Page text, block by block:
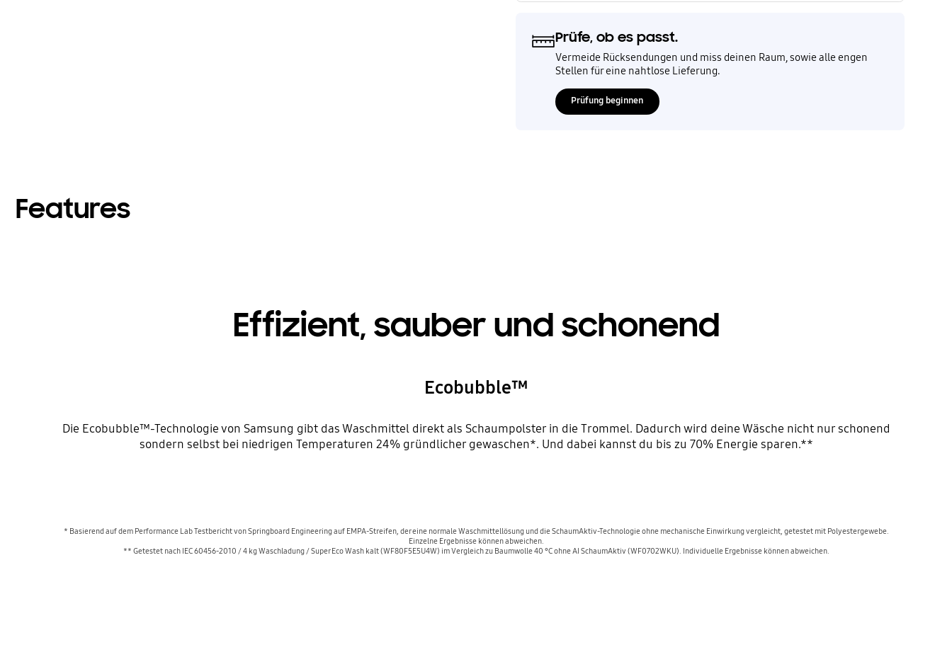
Prüfe, ob es passt.
Vermeide Rücksendungen und miss deinen Raum, sowie alle engen
Stellen für eine nahtlose Lieferung.
Prüfung beginnen
Features
Effizient, sauber und schonend
Ecobubble™
Die Ecobubble™-Technologie von Samsung gibt das Waschmittel direkt als Schaumpolster in die Trommel. Dadurch wird deine Wäsche nicht nur schonend
sondern selbst bei niedrigen Temperaturen 24% gründlicher gewaschen*. Und dabei kannst du bis zu 70% Energie sparen.**
* Basierend auf dem Performance Lab Testbericht von Springboard Engineering auf EMPA-Streifen, der eine normale Waschmittellösung und die SchaumAktiv-Technologie ohne mechanische Einwirkung vergleicht, getestet mit Polyestergewebe.
Einzelne Ergebnisse können abweichen.
** Getestet nach IEC 60456-2010 / 4 kg Waschladung / Super Eco Wash kalt (WF80F5E5U4W) im Vergleich zu Baumwolle 40 °C ohne AI SchaumAktiv (WF0702WKU). Individuelle Ergebnisse können abweichen.